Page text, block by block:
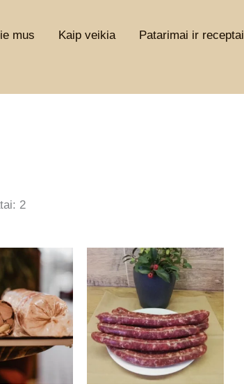
mus Kaip veikia Patarimai ir receptai
2Rūšiuojama